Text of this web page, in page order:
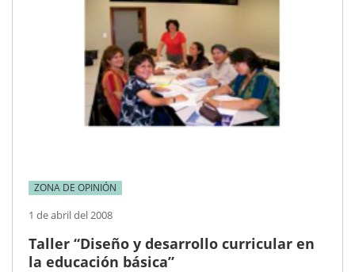
ZONA DE OPINIÓN
1 de abril del 2008
Taller “Diseño y desarrollo curricular en
la educación básica”